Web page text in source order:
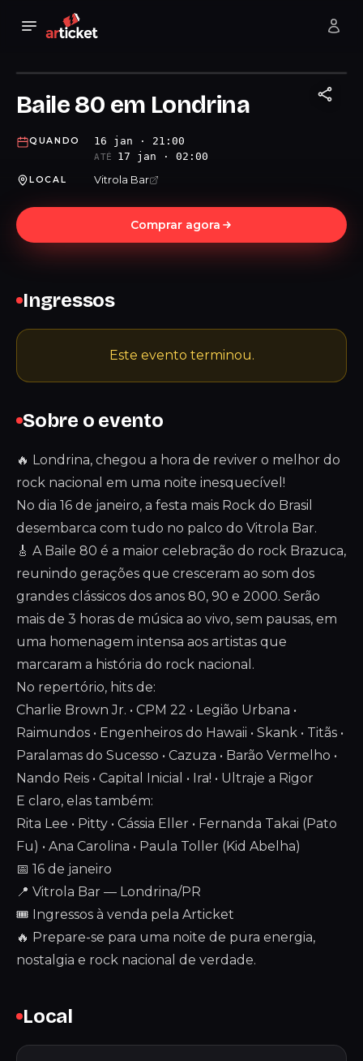
Baile 80 em Londrina
QUANDO 16 jan · 21:00
ATÉ 17 jan · 02:00
LOCAL Vitrola Bar
Comprar agora
Sobre o evento
🔥 Londrina, chegou a hora de reviver o melhor do
rock nacional em uma noite inesquecível!
No dia 16 de janeiro, a festa mais Rock do Brasil
desembarca com tudo no palco do Vitrola Bar.
🎸 A Baile 80 é a maior celebração do rock Brazuca,
reunindo gerações que cresceram ao som dos
grandes clássicos dos anos 80, 90 e 2000. Serão
mais de 3 horas de música ao vivo, sem pausas, em
uma homenagem intensa aos artistas que
marcaram a história do rock nacional.
No repertório, hits de:
Charlie Brown Jr. • CPM 22 • Legião Urbana •
Raimundos • Engenheiros do Hawaii • Skank • Titãs •
Paralamas do Sucesso • Cazuza • Barão Vermelho •
Nando Reis • Capital Inicial • Ira! • Ultraje a Rigor
E claro, elas também:
Rita Lee • Pitty • Cássia Eller • Fernanda Takai (Pato
Fu) • Ana Carolina • Paula Toller (Kid Abelha)
📅 16 de janeiro
📍 Vitrola Bar — Londrina/PR
🎟 Ingressos à venda pela Articket
🔥 Prepare-se para uma noite de pura energia,
nostalgia e rock nacional de verdade.
Local
Ingressos
Este evento terminou.